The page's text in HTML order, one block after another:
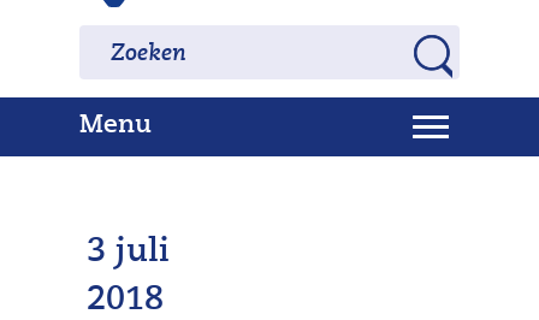
worden
toegestaan
geweigerd.
o
e
e
n
Zoeken Zoeken
MenuU
i
l
a
p
3 juli
2018